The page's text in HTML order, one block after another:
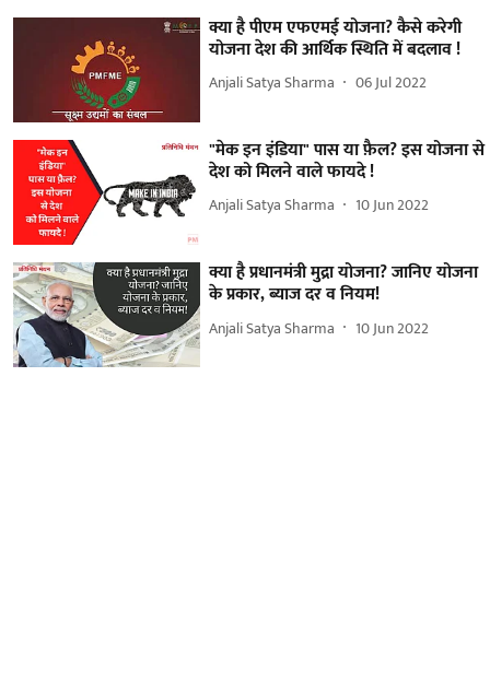
क्या है पीएम एफएमई योजना? कैसे करेगी
योजना देश की आर्थिक स्थिति में बदलाव !
Anjali Satya Sharma 06 Jul 2022
"मेक इन इंडिया" पास या फ़ैल? इस योजना से
देश को मिलने वाले फायदे !
Anjali Satya Sharma 10 Jun 2022
क्या है प्रधानमंत्री मुद्रा योजना? जानिए योजना
के प्रकार, ब्याज दर व नियम!
Anjali Satya Sharma 10 Jun 2022